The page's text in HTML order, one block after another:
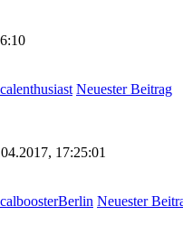
Neuester Beitrag
17:25:01
Neuester